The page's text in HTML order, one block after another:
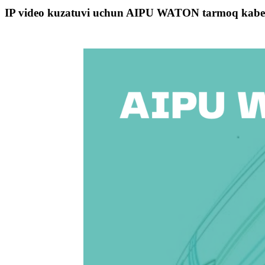
IP video kuzatuvi uchun AIPU WATON tarmoq